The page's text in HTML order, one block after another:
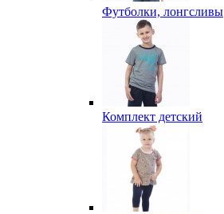
Футболки, лонгсливы
Комплект детский